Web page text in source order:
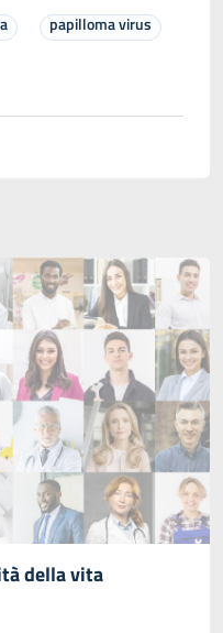
papilloma virus
della vita